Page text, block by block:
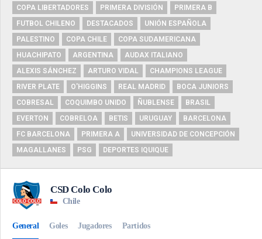
COPA LIBERTADORES
PRIMERA DIVISIÓN
PRIMERA B
FUTBOL CHILENO
DESTACADOS
UNIÓN ESPAÑOLA
PALESTINO
COPA CHILE
COPA SUDAMERICANA
HUACHIPATO
ARGENTINA
AUDAX ITALIANO
ALEXIS SÁNCHEZ
ARTURO VIDAL
CHAMPIONS LEAGUE
RIVER PLATE
O'HIGGINS REAL MADRID
BOCA JUNIORS
COBRESAL
COQUIMBO UNIDO ÑUBLENSE
BRASIL
EVERTON
COBRELOA BETIS URUGUAY
BARCELONA
FC BARCELONA
PRIMERA A
UNIVERSIDAD DE CONCEPCIÓN
MAGALLANES
PSG DEPORTES IQUIQUE